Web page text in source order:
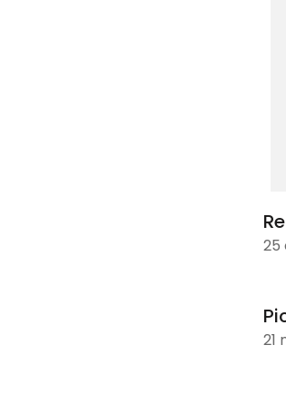
25
21